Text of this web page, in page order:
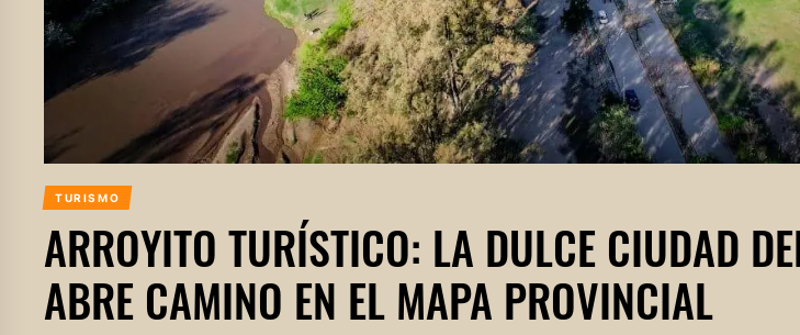
TURISMO
ARROYITO TURÍSTICO: LA DULCE CIUDAD
ABRE CAMINO EN EL MAPA PROVINCIAL